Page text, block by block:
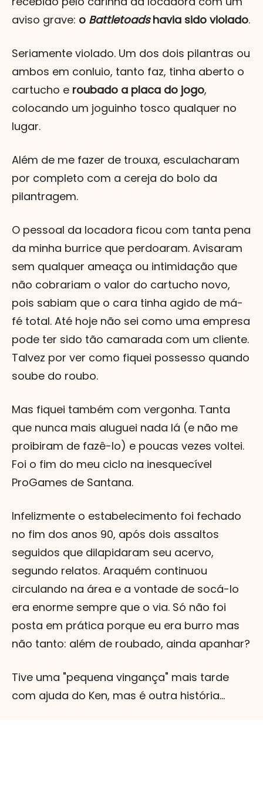
aviso grave: o Battletoadshavia sido violado.
Seriamente violado. Um dos dois pilantras ou
ambos em conluio, tanto faz, tinha aberto o
cartucho e roubado a placa do jogo,
colocando um joguinho tosco qualquer no
lugar.
Além de me fazer de trouxa, esculacharam
por completo com a cereja do bolo da
pilantragem.
O pessoal da locadora ficou com tanta pena
da minha burrice que perdoaram. Avisaram
sem qualquer ameaça ou intimidação que
não cobrariam o valor do cartucho novo,
pois sabiam que o cara tinha agido de má-
fé total. Até hoje não sei como uma empresa
pode ter sido tão camarada com um cliente.
Talvez por ver como fiquei possesso quando
soube do roubo.
Mas fiquei também com vergonha. Tanta
que nunca mais aluguei nada lá (e não me
proibiram de fazê-lo) e poucas vezes voltei.
Foi o fim do meu ciclo na inesquecível
ProGames de Santana.
Infelizmente o estabelecimento foi fechado
no fim dos anos 90, após dois assaltos
seguidos que dilapidaram seu acervo,
segundo relatos. Araquém continuou
circulando na área e a vontade de socá-lo
era enorme sempre que o via. Só não foi
posta em prática porque eu era burro mas
não tanto: além de roubado, ainda apanhar?
Tive uma "pequena vingança" mais tarde
com ajuda do Ken, mas é outra história...